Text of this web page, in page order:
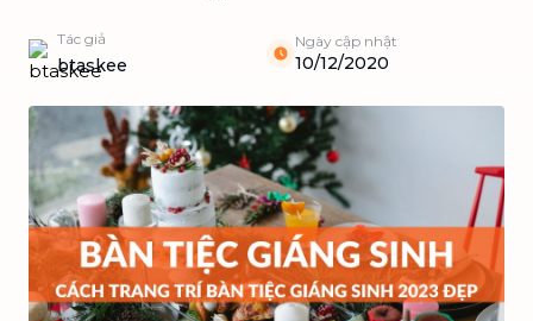
Tác giả
btaskee
Ngày cập nhật
10/12/2020